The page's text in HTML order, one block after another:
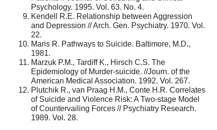
Psychology. 1995. Vol. 63. No. 4.
Kendell R.E. Relationship between Aggression
and Depression // Arch. Gen. Psychiatry. 1970. Vol.
22.
Maris R. Pathways to Suicide. Baltimore, M.D.,
1981.
Marzuk P.M., Tardiff K., Hirsch C.S. The
Epidemiology of Murder-suicide. //Journ. of the
American Medical Association. 1992. Vol. 267.
Plutchik R., van Praag H.M., Conte H.R. Correlates
of Suicide and Violence Risk: A Two-stage Model
of Countervailing Forces // Psychiatry Research.
1989. Vol. 28.